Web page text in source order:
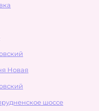
Новая
шоссе